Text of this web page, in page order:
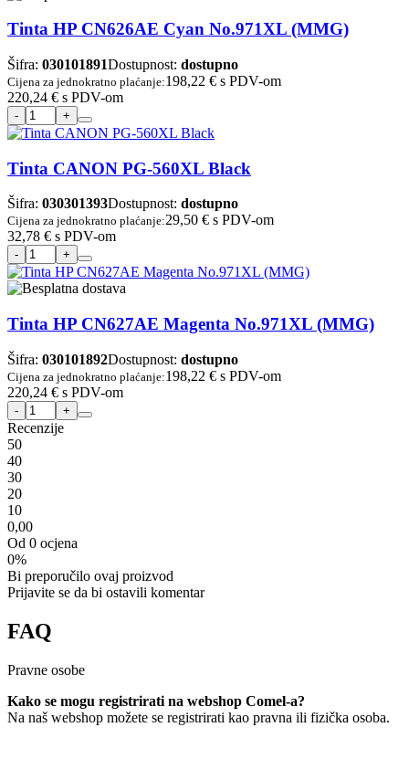
Tinta HP CN626AE Cyan No.971XL (MMG)
Šifra: 030101891Dostupnost: dostupno
Cijena za jednokratno plaćanje:198,22 € s PDV-om
220,24 € s PDV-om
Tinta CANON PG-560XL Black
Šifra: 030301393Dostupnost: dostupno
Cijena za jednokratno plaćanje:29,50 € s PDV-om
32,78 € s PDV-om
Tinta HP CN627AE Magenta No.971XL (MMG)
Šifra: 030101892Dostupnost: dostupno
Cijena za jednokratno plaćanje:198,22 € s PDV-om
220,24 € s PDV-om
Recenzije
50
40
30
20
10
0,00
Od 0 ocjena
0%
Bi preporučilo ovaj proizvod
Prijavite se da bi ostavili komentar
FAQ
Pravne osobe
Kako se mogu registrirati na webshop Comel-a?
Na naš webshop možete se registrirati kao pravna ili fizička osoba.